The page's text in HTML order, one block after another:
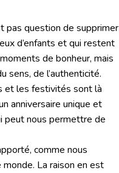
pas question de supprimer
d’enfants et qui restent
de bonheur, mais
sens, de l’authenticité.
et les festivités sont là
anniversaire unique et
peut nous permettre de
comme nous
La raison en est